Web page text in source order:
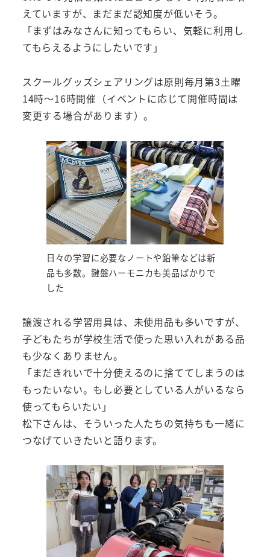
えていますが、まだまだ認知度が低いそう。
「まずはみなさんに知ってもらい、気軽に利用し
てもらえるようにしたいです」
スクールグッズシェアリングは原則毎月第3土曜
14時～16時開催（イベントに応じて開催時間は
変更する場合があります）。
日々の学習に必要なノートや鉛筆などは新
品も多数。鍵盤ハーモニカも美品ばかりで
した
譲渡される学習用具は、未使用品も多いですが、
子どもたちが学校生活で使った思い入れがある品
も少なくありません。
「まだきれいで十分使えるのに捨ててしまうのは
もったいない。もし必要としている人がいるなら
使ってもらいたい」
松下さんは、そういった人たちの気持ちも一緒に
つなげていきたいと語ります。